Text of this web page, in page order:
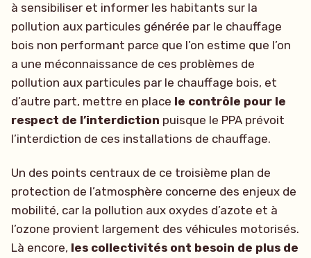
à sensibiliser et informer les habitants sur la
pollution aux particules générée par le chauffage
bois non performant parce que l’on estime que l’on
a une méconnaissance de ces problèmes de
pollution aux particules par le chauffage bois, et
d’autre part, mettre en place le contrôle pour le
respect de l’interdiction puisque le PPA prévoit
l’interdiction de ces installations de chauffage.
Un des points centraux de ce troisième plan de
protection de l’atmosphère concerne des enjeux de
mobilité, car la pollution aux oxydes d’azote et à
l’ozone provient largement des véhicules motorisés.
Là encore, les collectivités ont besoin de plus de